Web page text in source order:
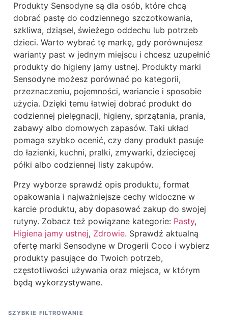
SZYBKIE FILTROWANIE
Produkty Sensodyne są dla osób, które chcą
dobrać pastę do codziennego szczotkowania,
szkliwa, dziąseł, świeżego oddechu lub potrzeb
dzieci. Warto wybrać tę markę, gdy porównujesz
warianty past w jednym miejscu i chcesz uzupełnić
produkty do higieny jamy ustnej. Produkty marki
Sensodyne możesz porównać po kategorii,
przeznaczeniu, pojemności, wariancie i sposobie
użycia. Dzięki temu łatwiej dobrać produkt do
codziennej pielęgnacji, higieny, sprzątania, prania,
zabawy albo domowych zapasów. Taki układ
pomaga szybko ocenić, czy dany produkt pasuje
do łazienki, kuchni, pralki, zmywarki, dziecięcej
półki albo codziennej listy zakupów.
Przy wyborze sprawdź opis produktu, format
opakowania i najważniejsze cechy widoczne w
karcie produktu, aby dopasować zakup do swojej
rutyny. Zobacz też powiązane kategorie: Pasty,
Higiena jamy ustnej, Zdrowie. Sprawdź aktualną
ofertę marki Sensodyne w Drogerii Coco i wybierz
produkty pasujące do Twoich potrzeb,
częstotliwości używania oraz miejsca, w którym
będą wykorzystywane.